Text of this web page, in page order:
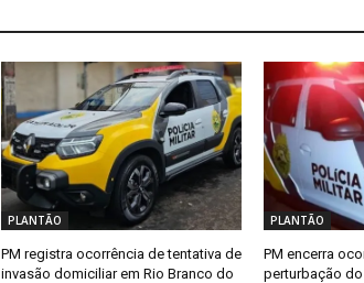
PLANTÃO
PM registra ocorrência de tentativa de
invasão domiciliar em Rio Branco do
PLANTÃO
PM encerra
perturbação